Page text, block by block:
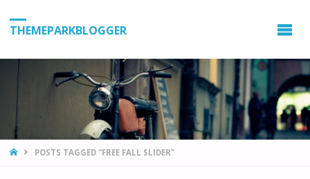
THEMEPARKBLOGGER
HOMEPOSTS TAGGED "FREE FALL SLIDER"